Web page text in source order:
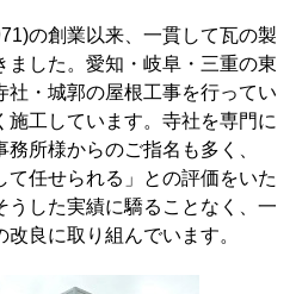
の創業以来、一貫して瓦の製
ました。愛知・岐阜・三重の東
社・城郭の屋根工事を行ってい
施工しています。寺社を専門に
所様からのご指名も多く、
て任せられる」との評価をいた
うした実績に驕ることなく、一
良に取り組んでいます。